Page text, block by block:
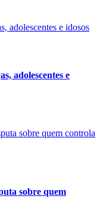
adolescentes e
sobre quem